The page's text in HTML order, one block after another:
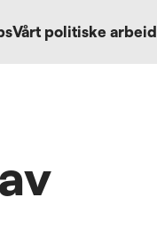
Vårt politiske arbeid